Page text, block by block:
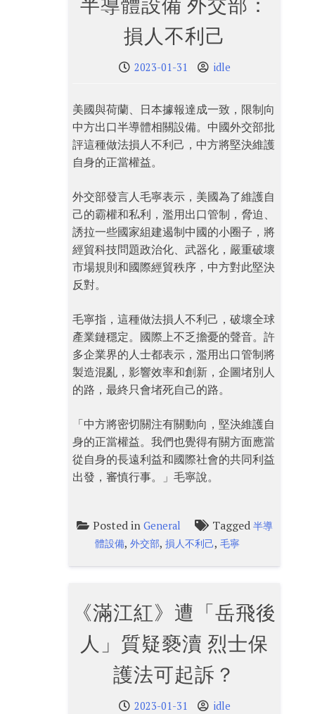
半導體設備 外交部：
損人不利己
2023-01-31 idle
美國與荷蘭、日本據報達成一致，限制向
中方出口半導體相關設備。中國外交部批
評這種做法損人不利己，中方將堅決維護
自身的正當權益。
外交部發言人毛寧表示，美國為了維護自
己的霸權和私利，濫用出口管制，脅迫、
誘拉一些國家組建遏制中國的小圈子，將
經貿科技問題政治化、武器化，嚴重破壞
市場規則和國際經貿秩序，中方對此堅決
反對。
毛寧指，這種做法損人不利己，破壞全球
產業鏈穩定。國際上不乏擔憂的聲音。許
多企業界的人士都表示，濫用出口管制將
製造混亂，影響效率和創新，企圖堵別人
的路，最終只會堵死自己的路。
「中方將密切關注有關動向，堅決維護自
身的正當權益。我們也覺得有關方面應當
從自身的長遠利益和國際社會的共同利益
出發，審慎行事。」毛寧說。
Posted in General Tagged 半導
體設備,外交部,損人不利己,毛寧
《滿江紅》遭「岳飛後
人」質疑褻瀆 烈士保
護法可起訴？
2023-01-31 idle